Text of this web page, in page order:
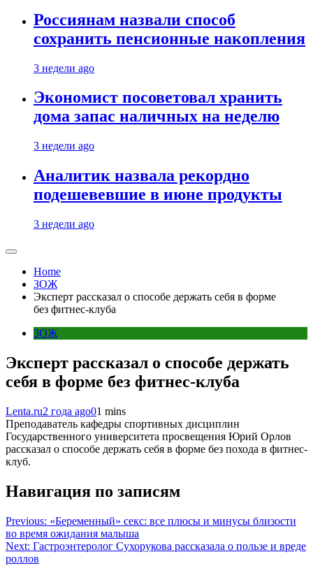
Россиянам назвали способ
сохранить пенсионные накопления
3 недели ago
Экономист посоветовал хранить
дома запас наличных на неделю
3 недели ago
Аналитик назвала рекордно
подешевевшие в июне продукты
3 недели ago
Home
ЗОЖ
Эксперт рассказал о способе держать себя в форме
без фитнес-клуба
ЗОЖ
Эксперт рассказал о способе держать
себя в форме без фитнес-клуба
Lenta.ru2 года ago01 mins
Преподаватель кафедры спортивных дисциплин
Государственного университета просвещения Юрий Орлов
рассказал о способе держать себя в форме без похода в фитнес-
клуб.
Навигация по записям
Previous: «Беременный» секс: все плюсы и минусы близости
во время ожидания малыша
Next: Гастроэнтеролог Сухорукова рассказала о пользе и вреде
роллов